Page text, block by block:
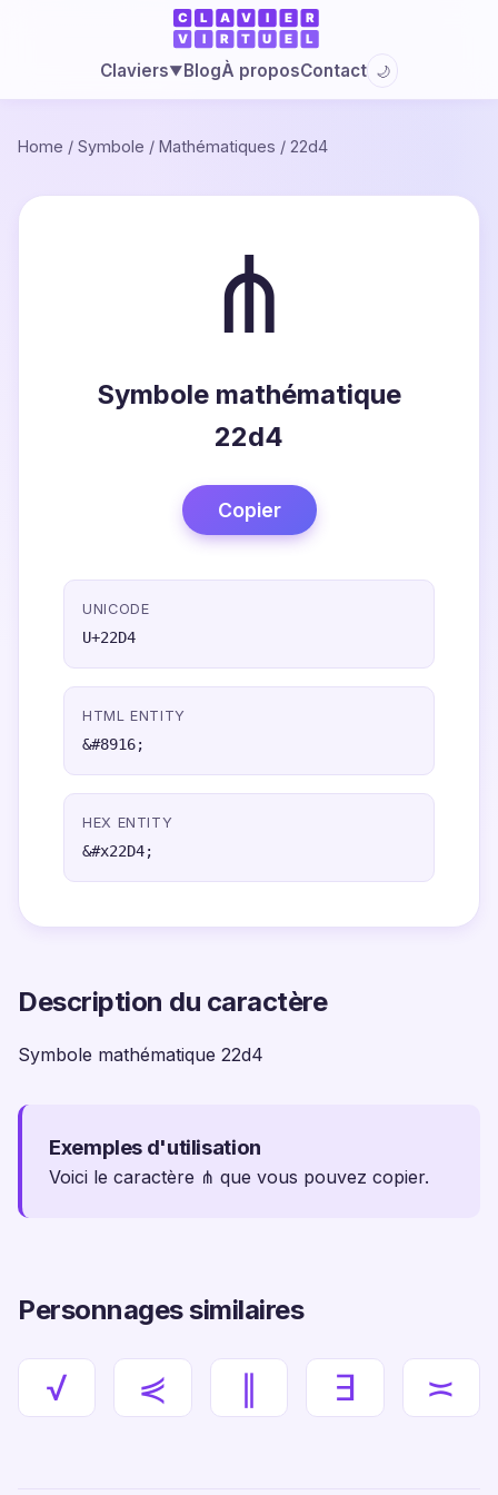
Claviers▼BlogÀ proposContact 🌙
Home / Symbole / Mathématiques / 22d4
⋔
Symbole mathématique
22d4
Copier
UNICODE
U+22D4
HTML ENTITY
&#8916;
HEX ENTITY
&#x22D4;
Description du caractère
Symbole mathématique 22d4
Exemples d'utilisation
Voici le caractère ⋔ que vous pouvez copier.
Personnages similaires
√ ⋞ ∥ ∃ ≍